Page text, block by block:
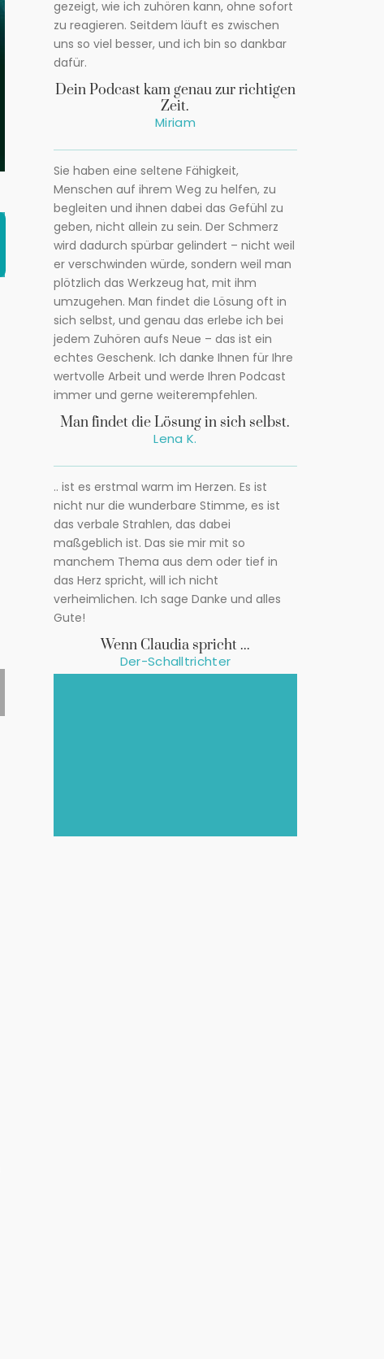
gezeigt, wie ich zuhören kann, ohne sofort
zu reagieren. Seitdem läuft es zwischen
uns so viel besser, und ich bin so dankbar
dafür.
Dein Podcast kam genau zur richtigen
Zeit.
Miriam
Sie haben eine seltene Fähigkeit,
Menschen auf ihrem Weg zu helfen, zu
begleiten und ihnen dabei das Gefühl zu
geben, nicht allein zu sein. Der Schmerz
wird dadurch spürbar gelindert – nicht weil
er verschwinden würde, sondern weil man
plötzlich das Werkzeug hat, mit ihm
umzugehen. Man findet die Lösung oft in
sich selbst, und genau das erlebe ich bei
jedem Zuhören aufs Neue – das ist ein
echtes Geschenk. Ich danke Ihnen für Ihre
wertvolle Arbeit und werde Ihren Podcast
immer und gerne weiterempfehlen.
Man findet die Lösung in sich selbst.
Lena K.
.. ist es erstmal warm im Herzen. Es ist
nicht nur die wunderbare Stimme, es ist
das verbale Strahlen, das dabei
maßgeblich ist. Das sie mir mit so
manchem Thema aus dem oder tief in
das Herz spricht, will ich nicht
verheimlichen. Ich sage Danke und alles
Gute!
Wenn Claudia spricht ...
Der-Schalltrichter